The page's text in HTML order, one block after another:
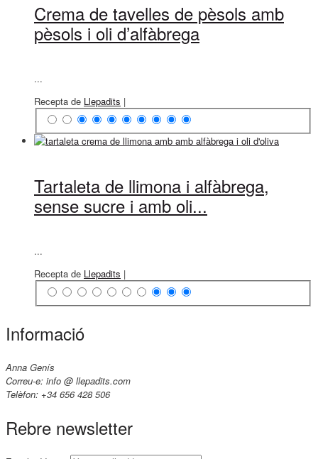
Crema de tavelles de pèsols amb
pèsols i oli d’alfàbrega
...
Recepta de Llepadits |
Tartaleta de llimona i alfàbrega,
sense sucre i amb oli...
...
Recepta de Llepadits |
Informació
Anna Genís
Correu-e: info @ llepadits.com
Telèfon: +34 656 428 506
Rebre newsletter